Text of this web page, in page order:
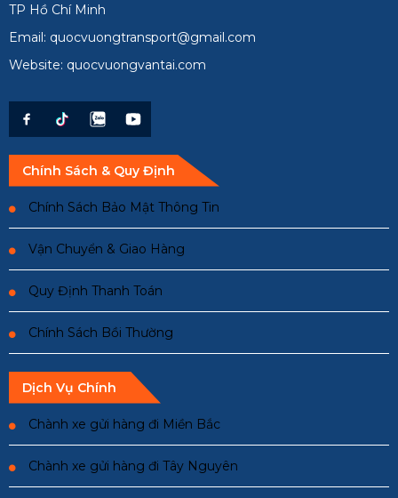
TP Hồ Chí Minh
Email: quocvuongtransport@gmail.com
Website: quocvuongvantai.com
Chính Sách & Quy Định
Chính Sách Bảo Mật Thông Tin
Vận Chuyển & Giao Hàng
Quy Định Thanh Toán
Chính Sách Bồi Thường
Dịch Vụ Chính
Chành xe gửi hàng đi Miền Bắc
Chành xe gửi hàng đi Tây Nguyên